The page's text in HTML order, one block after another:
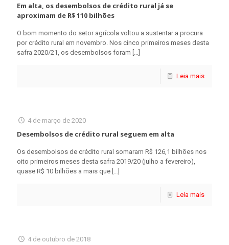
Em alta, os desembolsos de crédito rural já se
aproximam de R$ 110 bilhões
O bom momento do setor agrícola voltou a sustentar a procura
por crédito rural em novembro. Nos cinco primeiros meses desta
safra 2020/21, os desembolsos foram […]
Leia mais
4 de março de 2020
Desembolsos de crédito rural seguem em alta
Os desembolsos de crédito rural somaram R$ 126,1 bilhões nos
oito primeiros meses desta safra 2019/20 (julho a fevereiro),
quase R$ 10 bilhões a mais que […]
Leia mais
4 de outubro de 2018